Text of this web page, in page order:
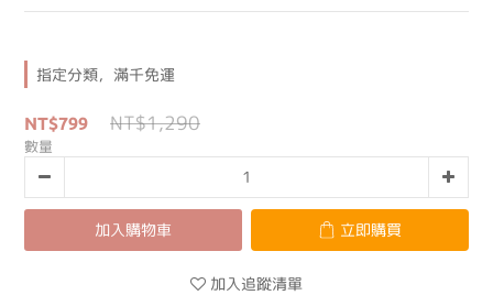
指定分類，滿千免運
NT$799 NT$1,290
數量
加入購物車 立即購買
加入追蹤清單